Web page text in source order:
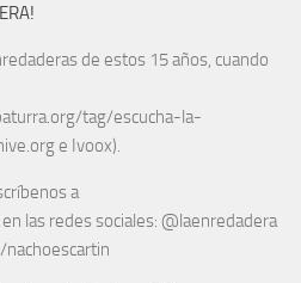
de estos 15 años, cuando
tag/escucha-la-
e Ivoox).
a
las redes sociales: @laenredadera